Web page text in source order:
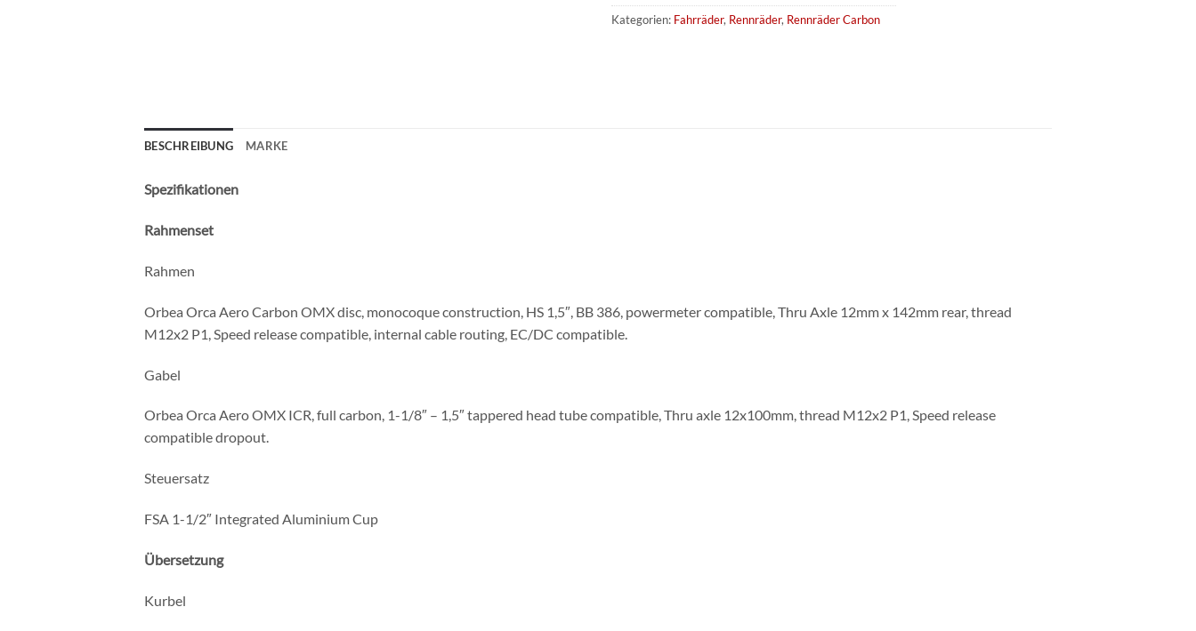
Kategorien: Fahrräder, Rennräder, Rennräder Carbon
BESCHREIBUNG MARKE
Spezifikationen
Rahmenset
Rahmen
Orbea Orca Aero Carbon OMX disc, monocoque construction, HS 1,5″, BB 386, powermeter compatible, Thru Axle 12mm x 142mm rear, thread
M12x2 P1, Speed release compatible, internal cable routing, EC/DC compatible.
Gabel
Orbea Orca Aero OMX ICR, full carbon, 1-1/8″ – 1,5″ tappered head tube compatible, Thru axle 12x100mm, thread M12x2 P1, Speed release
compatible dropout.
Steuersatz
FSA 1-1/2″ Integrated Aluminium Cup
Übersetzung
Kurbel